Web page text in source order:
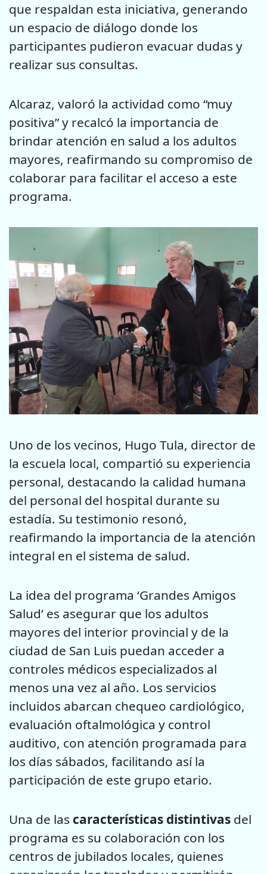
que respaldan esta iniciativa, generando
un espacio de diálogo donde los
participantes pudieron evacuar dudas y
realizar sus consultas.
Alcaraz, valoró la actividad como “muy
positiva” y recalcó la importancia de
brindar atención en salud a los adultos
mayores, reafirmando su compromiso de
colaborar para facilitar el acceso a este
programa.
Uno de los vecinos, Hugo Tula, director de
la escuela local, compartió su experiencia
personal, destacando la calidad humana
del personal del hospital durante su
estadía. Su testimonio resonó,
reafirmando la importancia de la atención
integral en el sistema de salud.
La idea del programa ‘Grandes Amigos
Salud’ es asegurar que los adultos
mayores del interior provincial y de la
ciudad de San Luis puedan acceder a
controles médicos especializados al
menos una vez al año. Los servicios
incluidos abarcan chequeo cardiológico,
evaluación oftalmológica y control
auditivo, con atención programada para
los días sábados, facilitando así la
participación de este grupo etario.
Una de las características distintivas del
programa es su colaboración con los
centros de jubilados locales, quienes